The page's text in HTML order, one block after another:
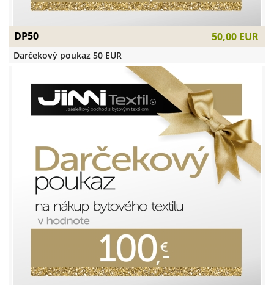
DP50 50,00 EUR
Darčekový poukaz 50 EUR